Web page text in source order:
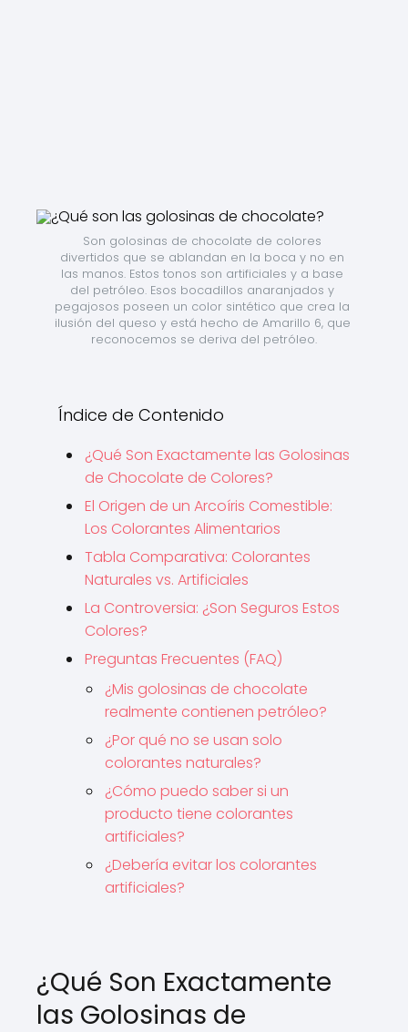
Son golosinas de chocolate de colores
divertidos que se ablandan en la boca y no en
las manos. Estos tonos son artificiales y a base
del petróleo. Esos bocadillos anaranjados y
pegajosos poseen un color sintético que crea la
ilusión del queso y está hecho de Amarillo 6, que
reconocemos se deriva del petróleo.
Índice de Contenido
¿Qué Son Exactamente las Golosinas
de Chocolate de Colores?
El Origen de un Arcoíris Comestible:
Los Colorantes Alimentarios
Tabla Comparativa: Colorantes
Naturales vs. Artificiales
La Controversia: ¿Son Seguros Estos
Colores?
Preguntas Frecuentes (FAQ)
¿Mis golosinas de chocolate
realmente contienen petróleo?
¿Por qué no se usan solo
colorantes naturales?
¿Cómo puedo saber si un
producto tiene colorantes
artificiales?
¿Debería evitar los colorantes
artificiales?
¿Qué Son Exactamente
las Golosinas de